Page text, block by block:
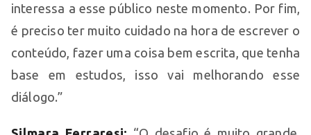
interessa a esse público neste momento. Por fim,
é preciso ter muito cuidado na hora de escrever o
conteúdo, fazer uma coisa bem escrita, que tenha
base em estudos, isso vai melhorando esse
diálogo.”